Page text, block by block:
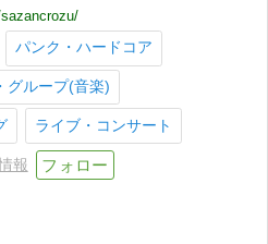
パンク・ハードコア
グループ(音楽)
ライブ・コンサート
報